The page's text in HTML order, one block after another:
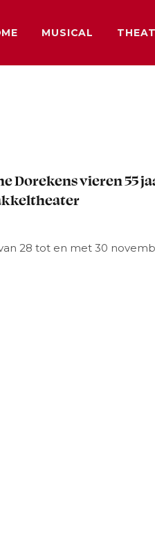
MUSICAL
Dorekens vieren 55
28 tot en met 30